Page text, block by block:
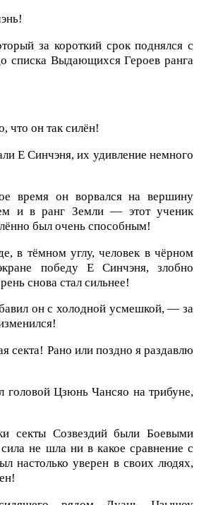
за короткий срок поднялся с
списка Выдающихся Героев ранга
что он так силён!
Е Синчэня, их удивление немного
время он ворвался на вершину
и в ранг Земли — этот ученик
был очень способным!
в тёмном углу, человек в чёрном
победу Е Синчэня, злобно
снова стал сильнее!
он с холодной усмешкой, — за
секта! Рано или поздно я раздавлю
Цзюнь Чансяо на трибуне,
секты Созвездий были Боевыми
не шла ни в какое сравнение с
настолько уверен в своих людях,